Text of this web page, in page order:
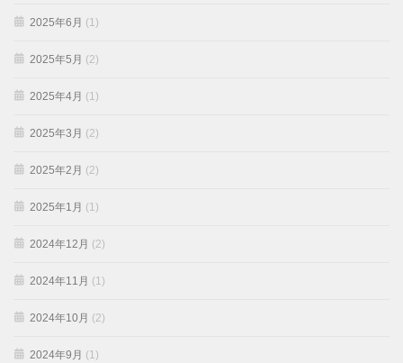
2025年6月 (1)
2025年5月 (2)
2025年4月 (1)
2025年3月 (2)
2025年2月 (2)
2025年1月 (1)
2024年12月 (2)
2024年11月 (1)
2024年10月 (2)
2024年9月 (1)